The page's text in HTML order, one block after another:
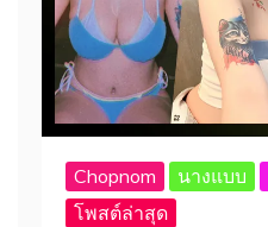
Chopnom นางแบบ
โพสต์ล่าสุด